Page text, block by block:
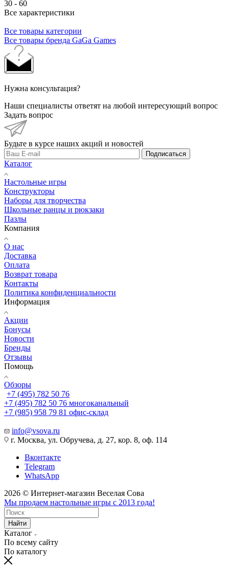
30 - 60
Все характеристики
Все товары категории
Все товары бренда GaGa Games
Нужна консультация?
Наши специалисты ответят на любой интересующий вопрос
Задать вопрос
Будьте в курсе наших акций и новостей
Подписаться
Каталог
Настольные игры
Конструкторы
Наборы для творчества
Школьные ранцы и рюкзаки
Пазлы
Компания
О нас
Доставка
Оплата
Возврат товара
Контакты
Политика конфиденциальности
Информация
Акции
Бонусы
Новости
Бренды
Отзывы
Помощь
Обзоры
+7 (495) 782 50 76
+7 (495) 782 50 76 многоканальный
+7 (985) 958 79 81 офис-склад
info@vsova.ru
г. Москва, ул. Обручева, д. 27, кор. 8, оф. 114
Вконтакте
Telegram
WhatsApp
2026 © Интернет-магазин Веселая Сова
Мы продаем настольные игры с 2013 года!
Найти
Каталог
По всему сайту
По каталогу